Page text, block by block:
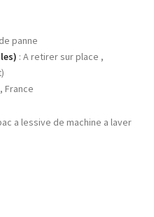
panne
: A retirer sur place ,
France
a lessive de machine a laver